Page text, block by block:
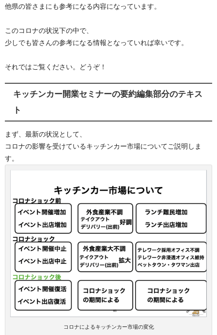
他県の皆さまにも参考になる内容になっています。
このコロナの状況下の中で、
少しでも皆さんの参考になる情報となっていれば幸いです。
それではご覧ください。どうぞ！
キッチンカー開業セミナーの要約編集部分のテキス
ト
まず、最新の状況として、
コロナの影響を受けているキッチンカー市場についてご説明しま
す。
コロナによるキッチンカー市場の変化